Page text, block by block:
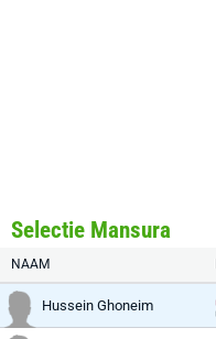
Selectie Mansura
NAAM
Hussein Ghoneim